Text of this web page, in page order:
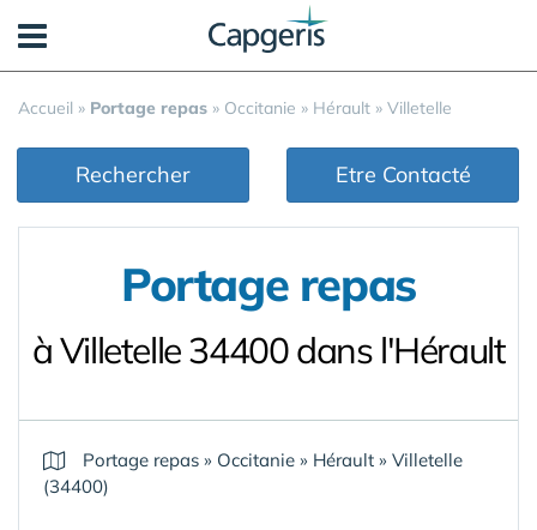
Accueil » Portage repas » Occitanie » Hérault » Villetelle
Rechercher Etre Contacté
Portage repas
à Villetelle 34400 dans l'Hérault
Portage repas » Occitanie » Hérault » Villetelle
(34400)